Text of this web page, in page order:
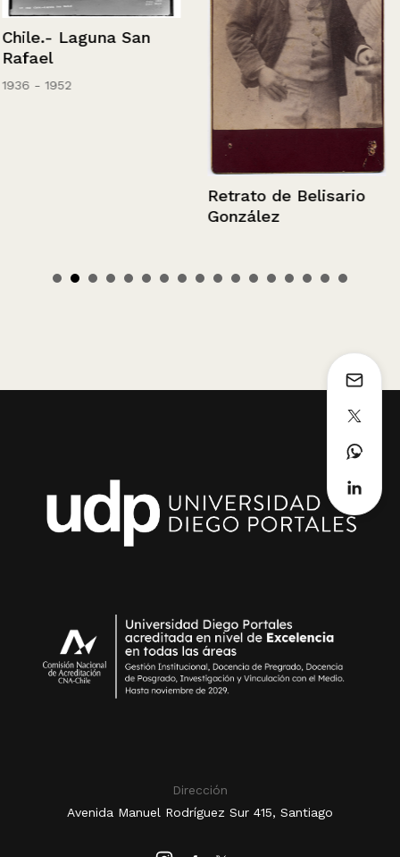
Chile.- Laguna San
Rafael
1936 - 1952
Retrato de Belisario
González
Dirección
Avenida Manuel Rodríguez Sur 415, Santiago